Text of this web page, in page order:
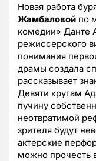
Новая работа
Жамбаловой по
комедии» Данте
режиссерского
понимания
драмы создала
рассказывает
Девяти кругам
пучину
неотвратимой
зрителя будут
актерские
можно прочесть